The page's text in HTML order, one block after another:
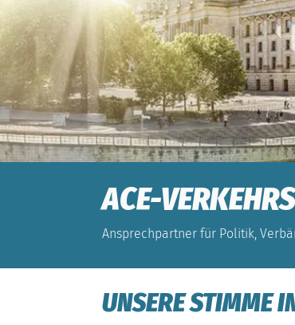
ACE-
Ansprechpartner für Politik,
UNSERE STIMME